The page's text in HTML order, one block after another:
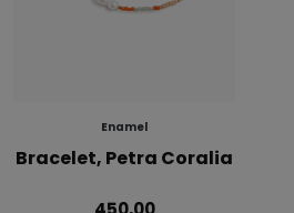
Enamel
Bracelet, Petra Coralia